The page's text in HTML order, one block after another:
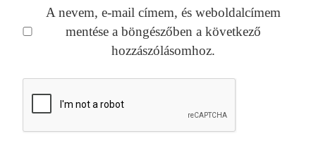
A nevem, e-mail címem, és weboldalcímem
mentése a böngészőben a következő
hozzászólásomhoz.